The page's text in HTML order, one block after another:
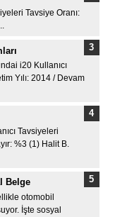
Tavsiye Oranı:
i20 Kullanıcı
Yılı: 2014 / Devam
Tavsiyeleri
%3 (1) Halit B.
Belge
otomobil
İşte sosyal